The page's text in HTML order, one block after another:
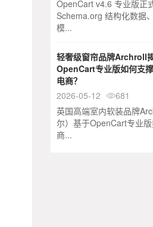
OpenCart v4.6 专业版正
Schema.org 结构化数据
模...
轻奢级窗帘品牌Archroll揭
OpenCart专业版如何支
电商？
2026-05-12
681
英国高端室内软装品牌
尔）基于OpenCart专业
商...